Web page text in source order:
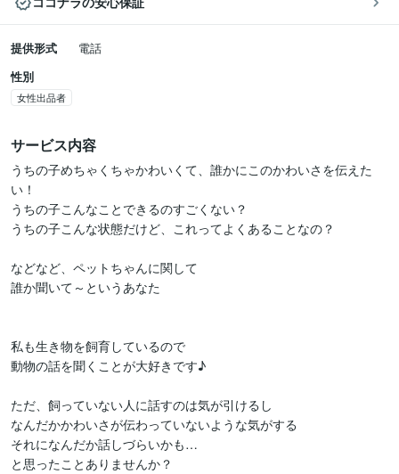
提供形式
電話
性別
女性出品者
サービス内容
うちの子めちゃくちゃかわいくて、誰かにこのかわいさを伝えた
い！
うちの子こんなことできるのすごくない？
うちの子こんな状態だけど、これってよくあることなの？
などなど、ペットちゃんに関して
誰か聞いて～というあなた
私も生き物を飼育しているので
動物の話を聞くことが大好きです♪
ただ、飼っていない人に話すのは気が引けるし
なんだかかわいさが伝わっていないような気がする
それになんだか話しづらいかも…
と思ったことありませんか？